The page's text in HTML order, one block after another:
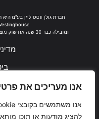
אנו מעריכים את
להציג מודעות או תוכן
חברת גולן ווסט ליין בע”מ
ומובילה כבר 30 שנה את שוק מוצרי היוקרה החשמליים למטבח ולבית בישראל